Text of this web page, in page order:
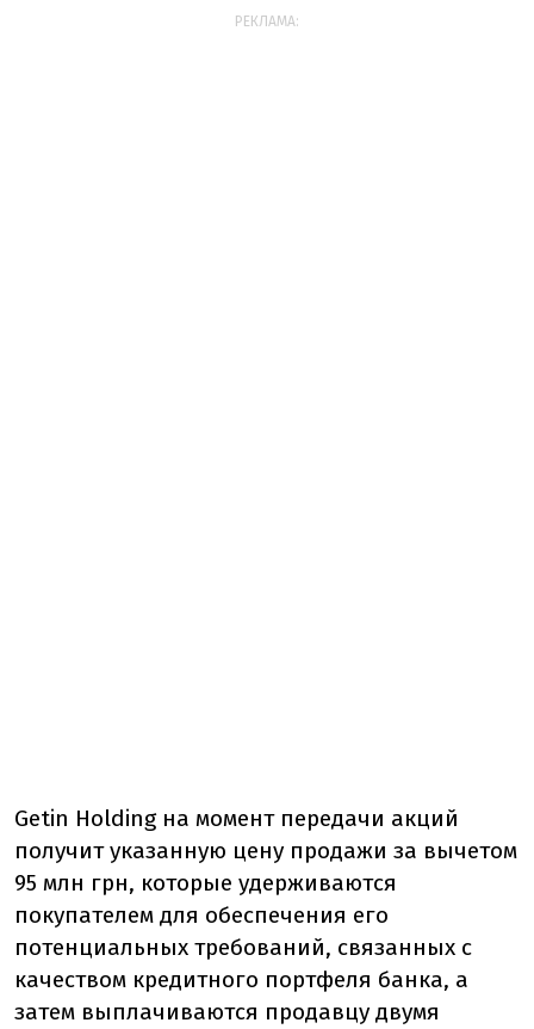
РЕКЛАМА:
Getin Holding на момент передачи акций
получит указанную цену продажи за вычетом
95 млн грн, которые удерживаются
покупателем для обеспечения его
потенциальных требований, связанных с
качеством кредитного портфеля банка, а
затем выплачиваются продавцу двумя